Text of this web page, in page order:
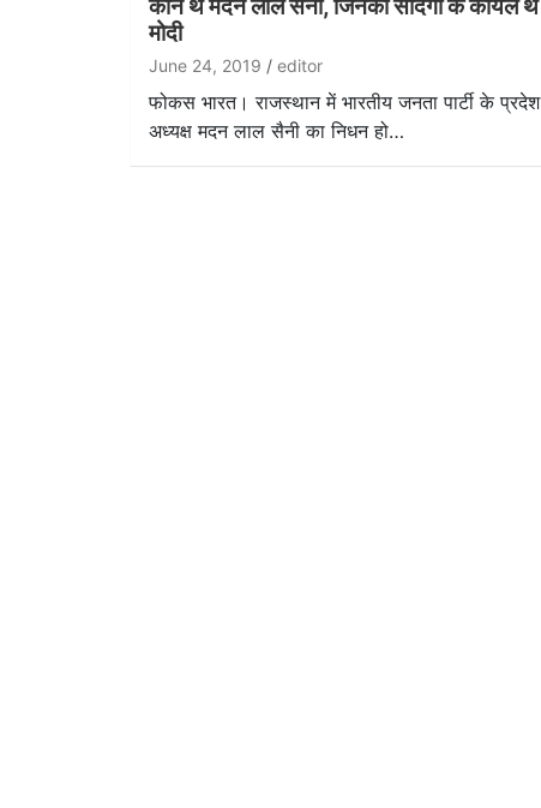
कौन थे मदन लाल सैनी, जिनकी सादगी के कायल थे
मोदी
June 24, 2019 editor
फोकस भारत। राजस्थान में भारतीय जनता पार्टी के प्रदेश
अध्यक्ष मदन लाल सैनी का निधन हो…